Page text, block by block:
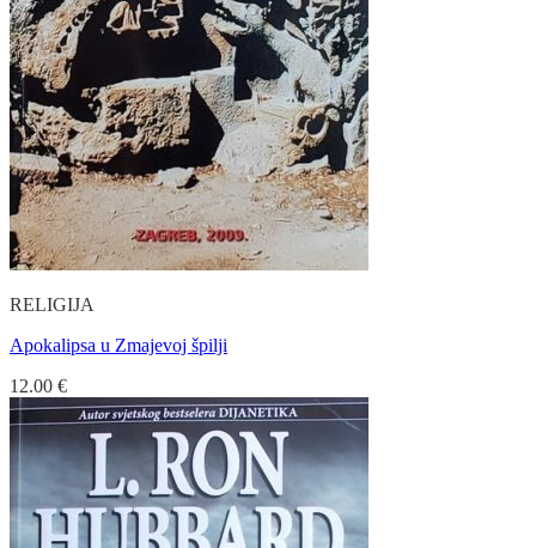
RELIGIJA
Apokalipsa u Zmajevoj špilji
12.00 €